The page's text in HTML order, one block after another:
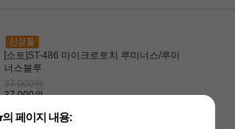
[소토]ST-486 마이크로토치 루미너스/루미
너스블루
37,000원
37,000원
페이지 내용: